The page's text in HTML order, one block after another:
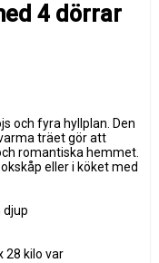
4 dörrar
och fyra hyllplan. Den
träet gör att
romantiska hemmet.
eller i köket med
djup
28 kilo var